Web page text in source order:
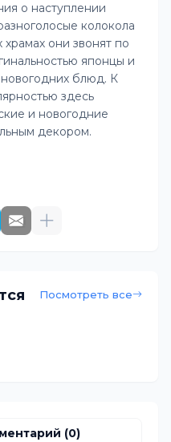
о наступлении
колокола
они звонят по
японцы и
блюд. К
здесь
и новогодние
декором.
Посмотреть все
(0)